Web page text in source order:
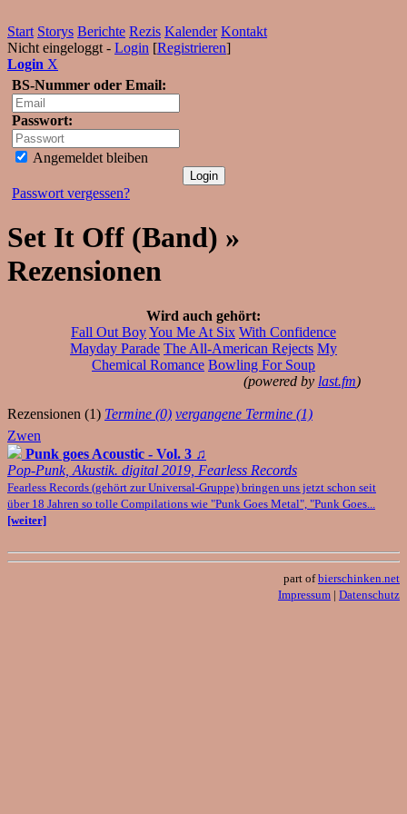
Start Storys Berichte Rezis Kalender Kontakt
Nicht eingeloggt - Login [Registrieren]
Login X
BS-Nummer oder Email:
Passwort:
Angemeldet bleiben
Passwort vergessen?
Set It Off (Band) »
Rezensionen
Wird auch gehört:
Fall Out BoyYou Me At Six With Confidence
Mayday Parade The All-American Rejects My
Chemical Romance Bowling For Soup
(powered by last.fm)
Rezensionen (1) Termine (0) vergangene Termine (1)
Zwen
Punk goes Acoustic - Vol. 3 ♫
Pop-Punk, Akustik. digital 2019, Fearless Records
Fearless Records (gehört zur Universal-Gruppe) bringen uns jetzt schon seit
über 18 Jahren so tolle Compilations wie "Punk Goes Metal", "Punk Goes...
[weiter]
part ofbierschinken.net
Impressum | Datenschutz